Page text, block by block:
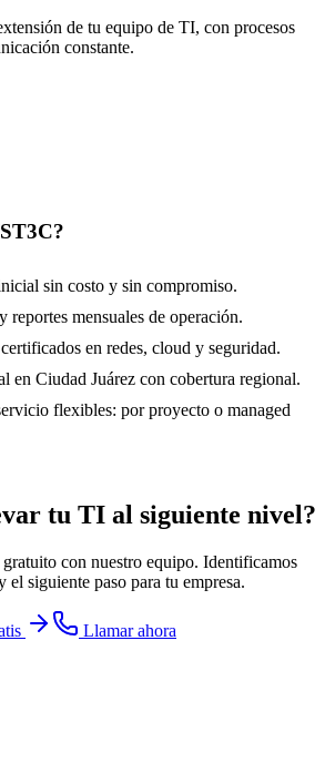
de tu equipo de TI, con procesos
constante.
sin costo y sin compromiso.
reportes mensuales de operación.
en redes, cloud y seguridad.
en Ciudad Juárez con cobertura regional.
flexibles: por proyecto o managed
tu TI al siguiente nivel?
con nuestro equipo. Identificamos
el siguiente paso para tu empresa.
Llamar ahora